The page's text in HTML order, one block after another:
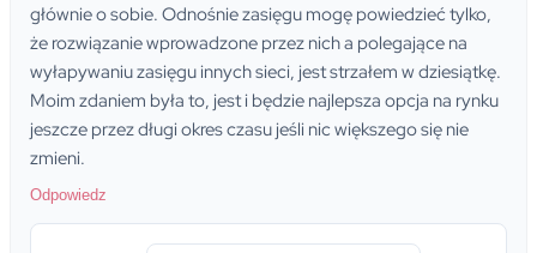
głównie o sobie. Odnośnie zasięgu mogę powiedzieć tylko,
że rozwiązanie wprowadzone przez nich a polegające na
wyłapywaniu zasięgu innych sieci, jest strzałem w dziesiątkę.
Moim zdaniem była to, jest i będzie najlepsza opcja na rynku
jeszcze przez długi okres czasu jeśli nic większego się nie
zmieni.
Odpowiedz